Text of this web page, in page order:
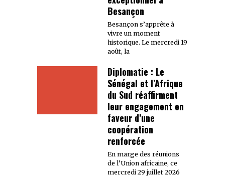
Besançon
Besançon s’apprête à
vivre un moment
historique. Le mercredi 19
août, la
Diplomatie : Le
Sénégal et l’Afrique
du Sud réaffirment
leur engagement en
faveur d’une
coopération
renforcée
En marge des réunions
de l’Union africaine, ce
mercredi 29 juillet 2026